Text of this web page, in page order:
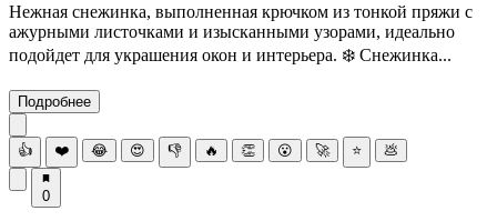
Нежная снежинка, выполненная крючком из тонкой пряжи с
ажурными листочками и изысканными узорами, идеально
подойдет для украшения окон и интерьера. ❄️ Снежинка...
Подробнее
👍 ❤️ 😂 😍 👎 🔥 👏 😮 🚀 ⭐ 💩
0